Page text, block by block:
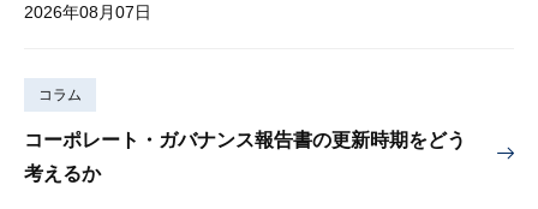
2026年08月07日
コラム
コーポレート・ガバナンス報告書の更新時期をどう
考えるか